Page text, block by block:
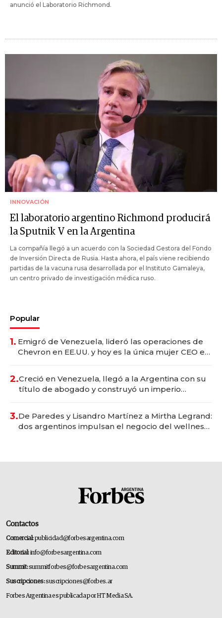
anunció el Laboratorio Richmond.
INNOVACIÓN
El laboratorio argentino Richmond producirá
la Sputnik V en la Argentina
La compañía llegó a un acuerdo con la Sociedad Gestora del Fondo
de Inversión Directa de Rusia. Hasta ahora, el país viene recibiendo
partidas de la vacuna rusa desarrollada por el Instituto Gamaleya,
un centro privado de investigación médica ruso.
Popular
1. Emigró de Venezuela, lideró las operaciones de
Chevron en EE.UU. y hoy es la única mujer CEO en
2.Creció en Venezuela, llegó a la Argentina con su
título de abogado y construyó un imperio
3.De Paredes y Lisandro Martínez a Mirtha Legrand:
dos argentinos impulsan el negocio del wellness
Contactos
Comercial:publicidad@forbesargentina.com
Editorial:info@forbesargentina.com
Summit:summitforbes@forbesargentina.com
Suscripciones:suscripciones@forbes.ar
Forbes Argentina es publicada por HT Media SA.